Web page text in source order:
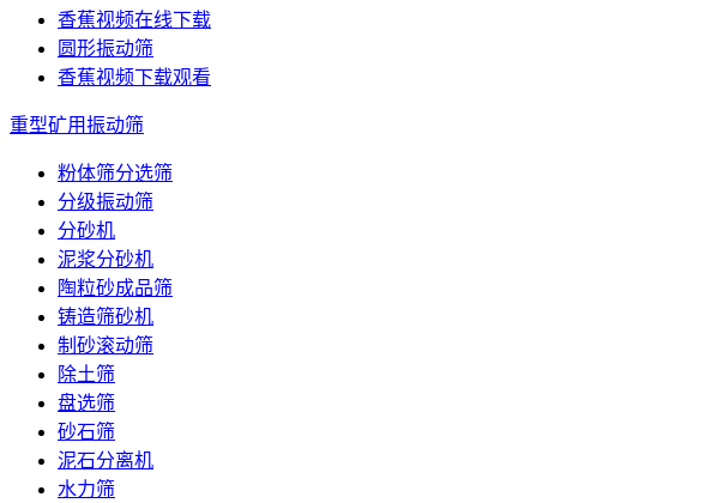
香蕉视频在线下载
圆形振动筛
香蕉视频下载观看
重型矿用振动筛
粉体筛分选筛
分级振动筛
分砂机
泥浆分砂机
陶粒砂成品筛
铸造筛砂机
制砂滚动筛
除土筛
盘选筛
砂石筛
泥石分离机
水力筛